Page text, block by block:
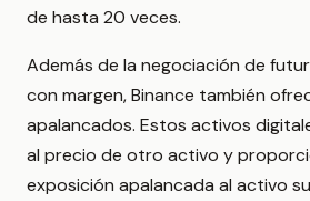
de hasta 20 veces.
Además de la negociación de
con margen, Binance también
apalancados. Estos activos
al precio de otro activo y
exposición apalancada al activo